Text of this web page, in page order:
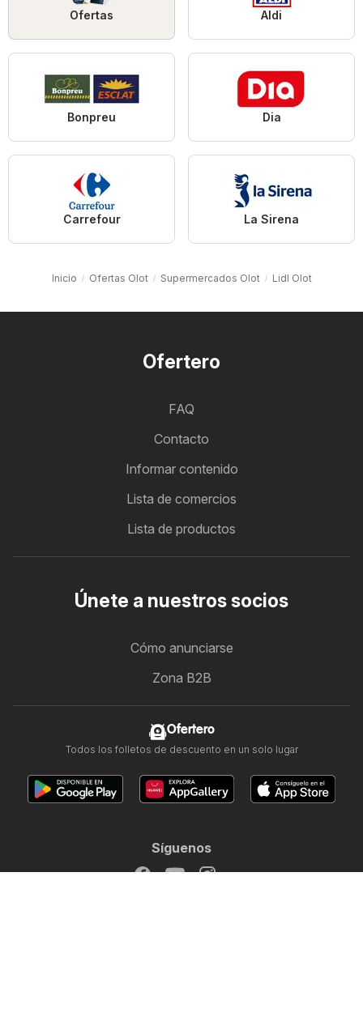
Ofertas Aldi
Bonpreu Dia
Carrefour La Sirena
Inicio Ofertas Olot Supermercados Olot Lidl Olot
Ofertero
FAQ
Contacto
Informar contenido
Lista de comercios
Lista de productos
Únete a nuestros socios
Cómo anunciarse
Zona B2B
Ofertero
Todos los folletos de descuento en un solo lugar
Síguenos